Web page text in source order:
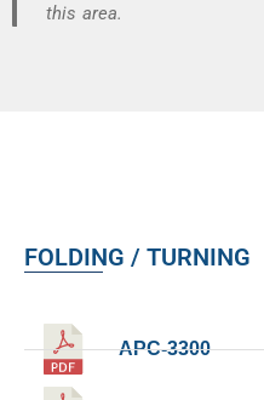
this area.
FOLDING / TURNING
APC-3300